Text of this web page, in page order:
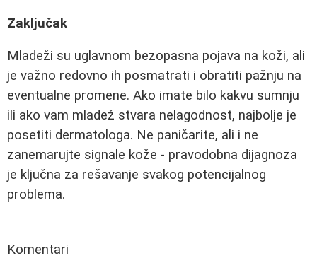
Zaključak
Mladeži su uglavnom bezopasna pojava na koži, ali
je važno redovno ih posmatrati i obratiti pažnju na
eventualne promene. Ako imate bilo kakvu sumnju
ili ako vam mladež stvara nelagodnost, najbolje je
posetiti dermatologa. Ne paničarite, ali i ne
zanemarujte signale kože - pravodobna dijagnoza
je ključna za rešavanje svakog potencijalnog
problema.
Komentari